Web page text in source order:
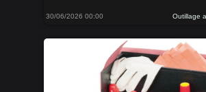
30/06/2026 00:00 Outillage